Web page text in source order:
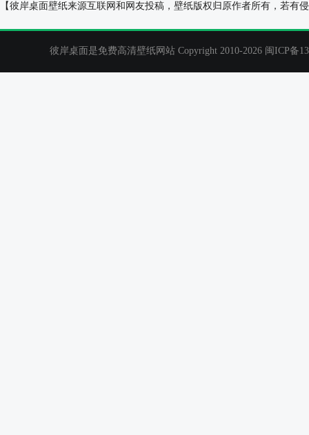
【彼岸桌面壁纸来源互联网和网友投稿，壁纸版权归原作者所有，若
彼岸桌面是免费高清壁纸网站 Copyright 2010-2026 闽ICP备